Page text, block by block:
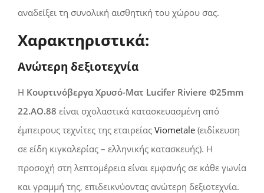
αναδείξει τη συνολική αισθητική του χώρου σας.
Χαρακτηριστικά:
Ανώτερη δεξιοτεχνία
Η Κουρτινόβεργα Χρυσό-Ματ Lucifer Riviere Φ25mm
22.AO.88 είναι σχολαστικά κατασκευασμένη από
έμπειρους τεχνίτες της εταιρείας Viometale (ειδίκευση
σε είδη κιγκαλερίας – ελληνικής κατασκευής). Η
προσοχή στη λεπτομέρεια είναι εμφανής σε κάθε γωνία
και γραμμή της, επιδεικνύοντας ανώτερη δεξιοτεχνία.